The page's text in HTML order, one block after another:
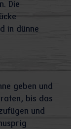
Die
in dünne
geben und
bis das
und